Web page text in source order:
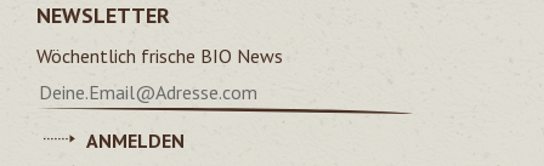
NEWSLETTER
Wöchentlich frische BIO News
ANMELDEN